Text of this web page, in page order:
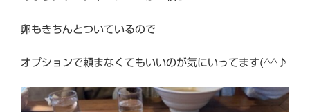
卵もきちんとついているので
オプションで頼まなくてもいいのが気にいってます(^^♪